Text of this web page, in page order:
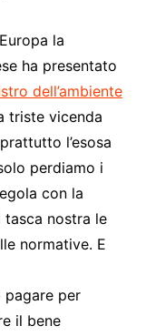
la
ha presentato
dell’ambiente
triste vicenda
l’esosa
perdiamo i
con la
nostra le
normative. E
pagare per
il bene